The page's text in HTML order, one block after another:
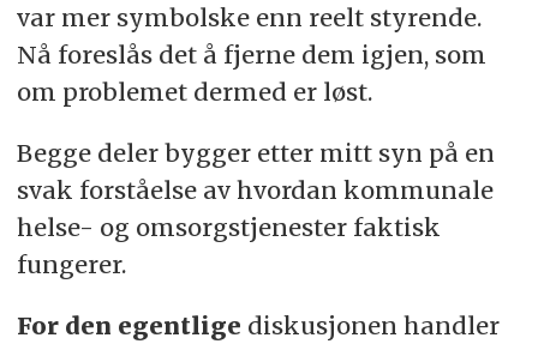
var mer symbolske enn reelt styrende.
Nå foreslås det å fjerne dem igjen, som
om problemet dermed er løst.
Begge deler bygger etter mitt syn på en
svak forståelse av hvordan kommunale
helse- og omsorgstjenester faktisk
fungerer.
For den egentlige diskusjonen handler